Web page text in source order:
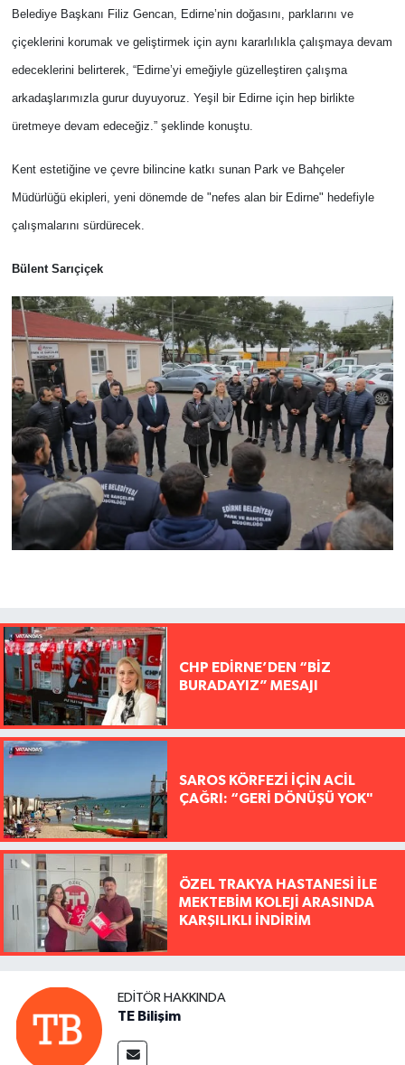
Belediye Başkanı Filiz Gencan, Edirne’nin doğasını, parklarını ve
çiçeklerini korumak ve geliştirmek için aynı kararlılıkla çalışmaya devam
edeceklerini belirterek, “Edirne’yi emeğiyle güzelleştiren çalışma
arkadaşlarımızla gurur duyuyoruz. Yeşil bir Edirne için hep birlikte
üretmeye devam edeceğiz.” şeklinde konuştu.
Kent estetiğine ve çevre bilincine katkı sunan Park ve Bahçeler
Müdürlüğü ekipleri, yeni dönemde de "nefes alan bir Edirne" hedefiyle
çalışmalarını sürdürecek.
Bülent Sarıçiçek
CHP EDİRNE’DEN “BİZ
BURADAYIZ” MESAJI
SAROS KÖRFEZİ İÇİN ACİL
ÇAĞRI: “GERİ DÖNÜŞÜ YOK"
ÖZEL TRAKYA HASTANESİ İLE
MEKTEBİM KOLEJİ ARASINDA
KARŞILIKLI İNDİRİM
EDITÖR HAKKINDA
TE Bilişim